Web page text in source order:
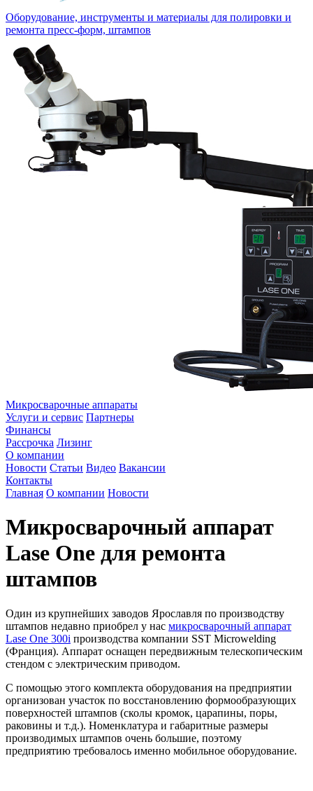
Оборудование, инструменты и материалы для полировки и
ремонта пресс-форм, штампов
Микросварочные аппараты
Услуги и сервис Партнеры
Финансы
Рассрочка Лизинг
О компании
Новости Статьи Видео Вакансии
Контакты
Главная О компании Новости
Микросварочный аппарат
Lase One для ремонта
штампов
Один из крупнейших заводов Ярославля по производству
штампов недавно приобрел у нас микросварочный аппарат
Lase One 300i производства компании SST Microwelding
(Франция). Аппарат оснащен передвижным телескопическим
стендом с электрическим приводом.
С помощью этого комплекта оборудования на предприятии
организован участок по восстановлению формообразующих
поверхностей штампов (сколы кромок, царапины, поры,
раковины и т.д.). Номенклатура и габаритные размеры
производимых штампов очень большие, поэтому
предприятию требовалось именно мобильное оборудование.